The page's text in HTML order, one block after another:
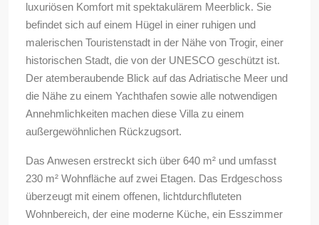
luxuriösen Komfort mit spektakulärem Meerblick. Sie
befindet sich auf einem Hügel in einer ruhigen und
malerischen Touristenstadt in der Nähe von Trogir, einer
historischen Stadt, die von der UNESCO geschützt ist.
Der atemberaubende Blick auf das Adriatische Meer und
die Nähe zu einem Yachthafen sowie alle notwendigen
Annehmlichkeiten machen diese Villa zu einem
außergewöhnlichen Rückzugsort.
Das Anwesen erstreckt sich über 640 m² und umfasst
230 m² Wohnfläche auf zwei Etagen. Das Erdgeschoss
überzeugt mit einem offenen, lichtdurchfluteten
Wohnbereich, der eine moderne Küche, ein Esszimmer